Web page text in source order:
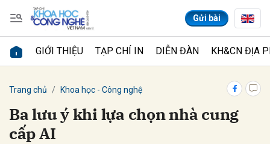
Gửi bài
GIỚI THIỆU TẠP CHÍ IN DIỄN ĐÀN KH&CN ĐỊA
Trang chủ Khoa học - Công nghệ
Ba lưu ý khi lựa chọn nhà cung
cấp AI
Gửi bình luận